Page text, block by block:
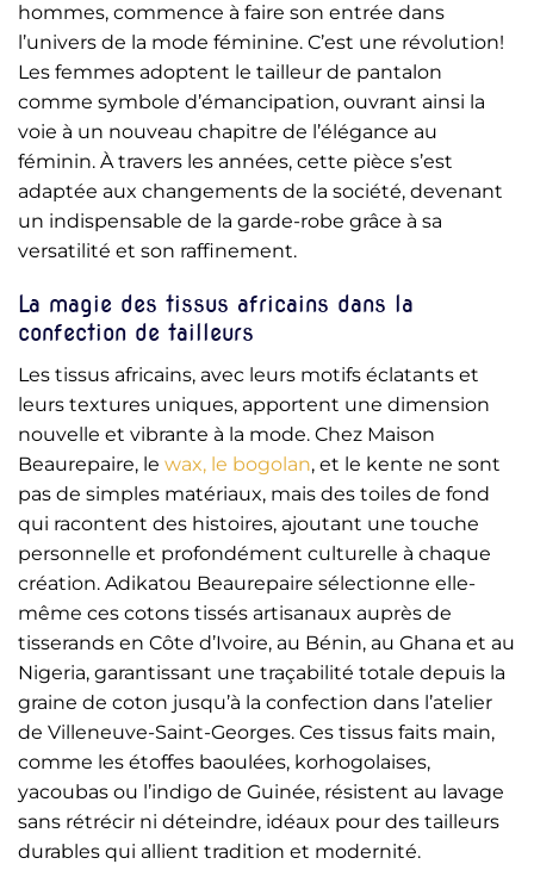
hommes, commence à faire son entrée dans
l’univers de la mode féminine. C’est une révolution!
Les femmes adoptent le tailleur de pantalon
comme symbole d’émancipation, ouvrant ainsi la
voie à un nouveau chapitre de l’élégance au
féminin. À travers les années, cette pièce s’est
adaptée aux changements de la société, devenant
un indispensable de la garde-robe grâce à sa
versatilité et son raffinement.
La magie des tissus africains dans la
confection de tailleurs
Les tissus africains, avec leurs motifs éclatants et
leurs textures uniques, apportent une dimension
nouvelle et vibrante à la mode. Chez Maison
Beaurepaire, le wax, le bogolan, et le kente ne sont
pas de simples matériaux, mais des toiles de fond
qui racontent des histoires, ajoutant une touche
personnelle et profondément culturelle à chaque
création. Adikatou Beaurepaire sélectionne elle-
même ces cotons tissés artisanaux auprès de
tisserands en Côte d’Ivoire, au Bénin, au Ghana et au
Nigeria, garantissant une traçabilité totale depuis la
graine de coton jusqu’à la confection dans l’atelier
de Villeneuve-Saint-Georges. Ces tissus faits main,
comme les étoffes baoulées, korhogolaises,
yacoubas ou l’indigo de Guinée, résistent au lavage
sans rétrécir ni déteindre, idéaux pour des tailleurs
durables qui allient tradition et modernité.